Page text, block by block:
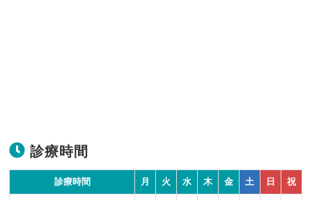
診療時間
診療時間 月 火 水 木 金 土 日 祝